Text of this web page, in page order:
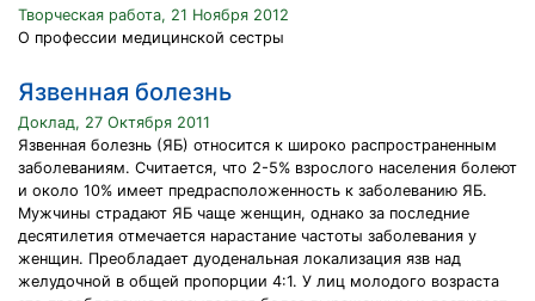
Творческая работа, 21 Ноября 2012
О профессии медицинской сестры
Язвенная болезнь
Доклад, 27 Октября 2011
Язвенная болезнь (ЯБ) относится к широко распространенным
заболеваниям. Считается, что 2-5% взрослого населения болеют
и около 10% имеет предрасположенность к заболеванию ЯБ.
Мужчины страдают ЯБ чаще женщин, однако за последние
десятилетия отмечается нарастание частоты заболевания у
женщин. Преобладает дуоденальная локализация язв над
желудочной в общей пропорции 4:1. У лиц молодого возраста